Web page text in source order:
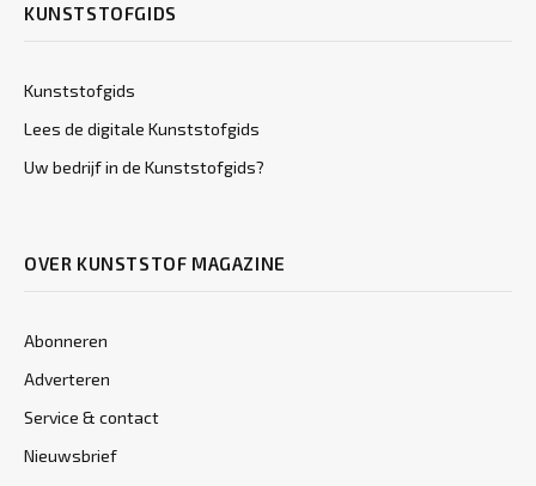
KUNSTSTOFGIDS
Kunststofgids
Lees de digitale Kunststofgids
Uw bedrijf in de Kunststofgids?
OVER KUNSTSTOF MAGAZINE
Abonneren
Adverteren
Service & contact
Nieuwsbrief